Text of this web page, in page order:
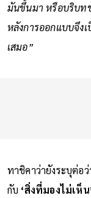
มันขึ้นมา หรือบริบท
หลังการออกแบบจึงเ
เสมอ”
ทาชิคาว่ายังระบุต่อ
กับ ‘สิ่งที่มองไม่เห็น